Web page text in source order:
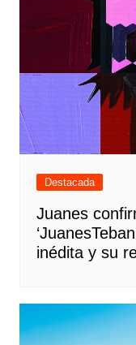
Destacada
Juanes
inédita y su